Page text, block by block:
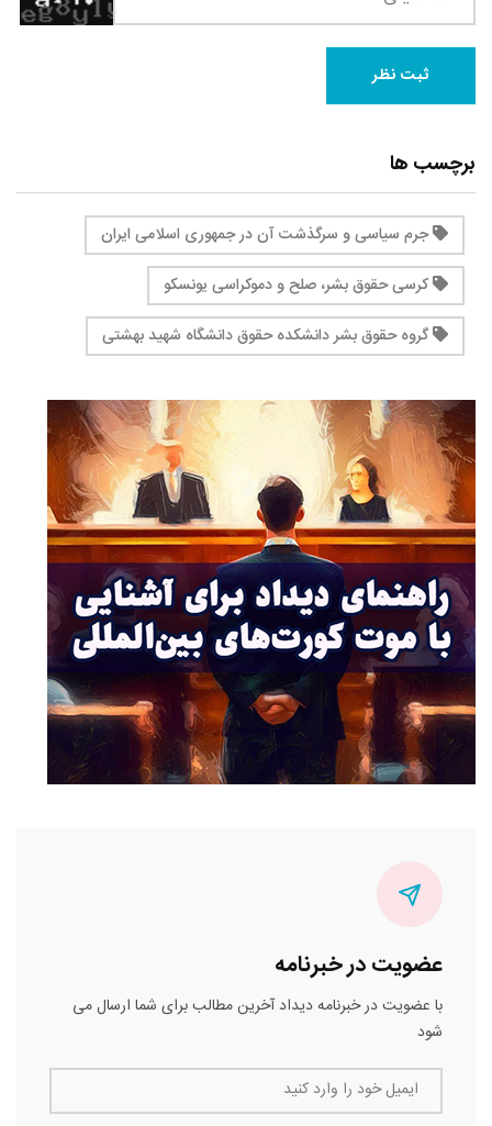
برچسب ها
جرم سیاسی و سرگذشت آن در جمهوری اسلامی ایران
کرسی حقوق بشر، صلح و دموکراسی یونسکو
گروه حقوق بشر دانشکده حقوق دانشگاه شهید بهشتی
عضویت در خبرنامه
با عضویت در خبرنامه دیداد آخرین مطالب برای شما ارسال می
شود
ایمیل خود را وارد کنید